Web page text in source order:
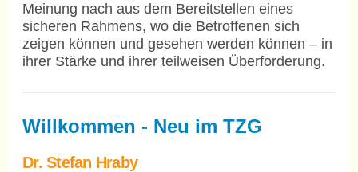
Meinung nach aus dem Bereitstellen eines
sicheren Rahmens, wo die Betroffenen sich
zeigen können und gesehen werden können – in
ihrer Stärke und ihrer teilweisen Überforderung.
Willkommen - Neu im TZG
Dr. Stefan Hraby